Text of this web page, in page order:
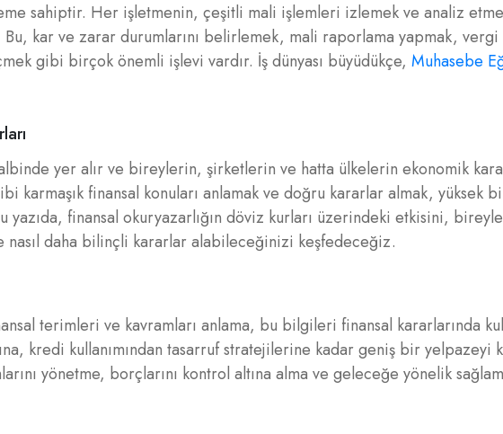
sahiptir. Her işletmenin, çeşitli mali işlemleri izlemek ve analiz
Bu, kar ve zarar durumlarını belirlemek, mali raporlama yapmak,
gibi birçok önemli işlevi vardır. İş dünyası büyüdükçe, Muhasebe
yer alır ve bireylerin, şirketlerin ve hatta ülkelerin ekonomik
karmaşık finansal konuları anlamak ve doğru kararlar almak, yüksek
yazıda, finansal okuryazarlığın döviz kurları üzerindeki etkisini,
nasıl daha bilinçli kararlar alabileceğinizi keşfedeceğiz.
terimleri ve kavramları anlama, bu bilgileri finansal kararlarında
kredi kullanımından tasarruf stratejilerine kadar geniş bir yelpazeyi
yönetme, borçlarını kontrol altına alma ve geleceğe yönelik